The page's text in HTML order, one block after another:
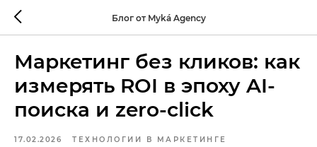
Блог от Myká Agency
Маркетинг без кликов: как
измерять ROI в эпоху AI-
поиска и zero-click
17.02.2026 ТЕХНОЛОГИИ В МАРКЕТИНГЕ